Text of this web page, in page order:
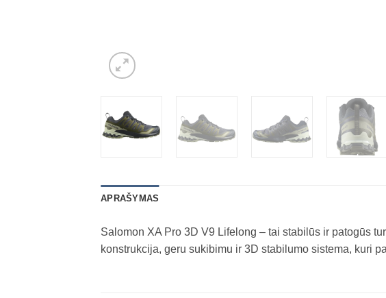
APRAŠYMAS
Salomon XA Pro 3D V9 Lifelong – tai stabilūs ir patogūs
konstrukcija, geru sukibimu ir 3D stabilumo sistema, kuri